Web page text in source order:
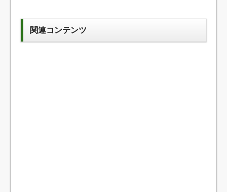
関連コンテンツ